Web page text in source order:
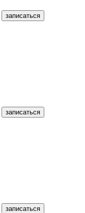
записаться
записаться
записаться